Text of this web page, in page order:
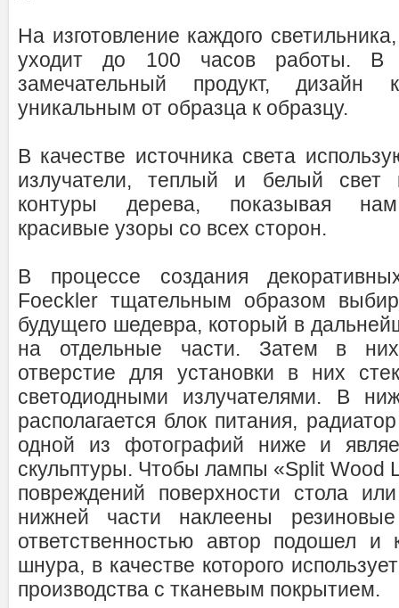
На изготовление каждого
уходит до 100 часов работы. В
замечательный продукт, дизайн
уникальным от образца к образцу.
В качестве источника света
излучатели, теплый и белый свет
контуры дерева, показывая
красивые узоры со всех сторон.
В процессе создания
Foeckler тщательным образом
будущего шедевра, который в
на отдельные части. Затем в них
отверстие для установки в них
светодиодными излучателями. В
располагается блок питания,
одной из фотографий ниже и
скульптуры. Чтобы лампы «Split Wood
повреждений поверхности стола
нижней части наклеены
ответственностью автор подошел и
шнура, в качестве которого
производства с тканевым покрытием.